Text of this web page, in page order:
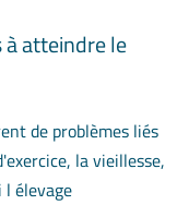
à atteindre le
de problèmes liés
la vieillesse,
l élevage